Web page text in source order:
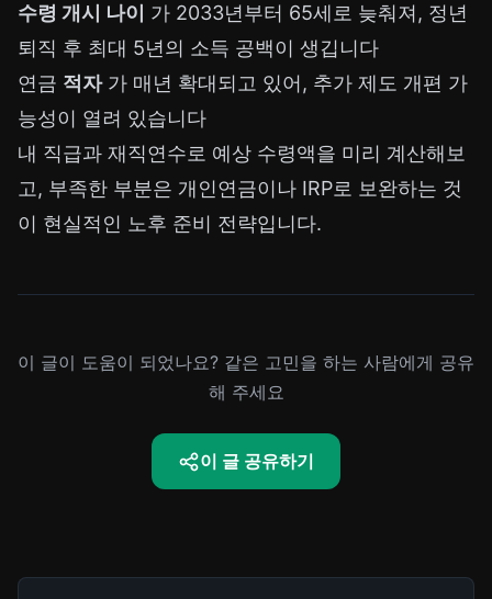
수령 개시 나이
가 2033년부터 65세로 늦춰져, 정년
퇴직 후 최대 5년의 소득 공백이 생깁니다
연금 적자가 매년 확대되고 있어, 추가 제도 개편 가
능성이 열려 있습니다
내 직급과 재직연수로 예상 수령액을 미리 계산해보
고, 부족한 부분은 개인연금이나 IRP로 보완하는 것
이 현실적인 노후 준비 전략입니다.
이 글이 도움이 되었나요? 같은 고민을 하는 사람에게 공유
해 주세요
이 글 공유하기